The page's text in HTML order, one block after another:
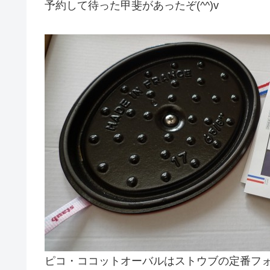
予約して待った甲斐があったぞ(^^)v
ピコ・ココットオーバルはストウブの定番フ